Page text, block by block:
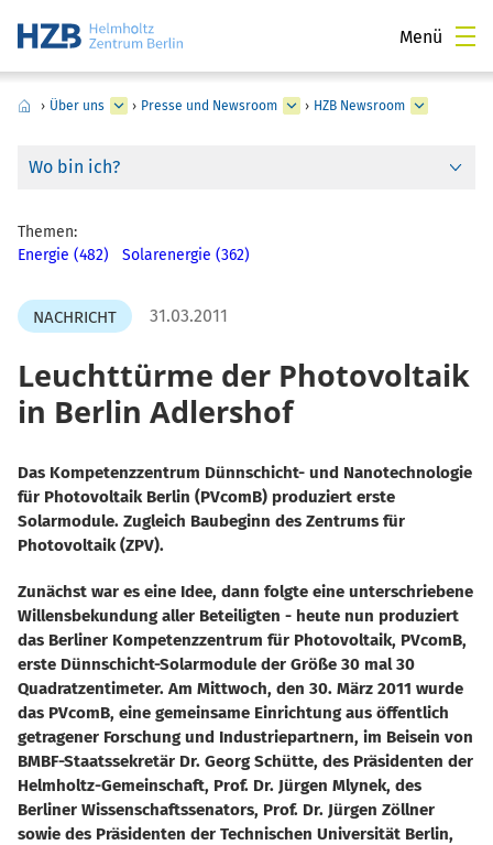
Menü
› Über uns › Presse und Newsroom › HZB Newsroom
Wo bin ich?
Themen:
Energie (482)
Solarenergie (362)
NACHRICHT 31.03.2011
Leuchttürme der Photovoltaik
in Berlin Adlershof
Das Kompetenzzentrum Dünnschicht- und Nanotechnologie
für Photovoltaik Berlin (PVcomB) produziert erste
Solarmodule. Zugleich Baubeginn des Zentrums für
Photovoltaik (ZPV).
Zunächst war es eine Idee, dann folgte eine unterschriebene
Willensbekundung aller Beteiligten - heute nun produziert
das Berliner Kompetenzzentrum für Photovoltaik, PVcomB,
erste Dünnschicht-Solarmodule der Größe 30 mal 30
Quadratzentimeter. Am Mittwoch, den 30. März 2011 wurde
das PVcomB, eine gemeinsame Einrichtung aus öffentlich
getragener Forschung und Industriepartnern, im Beisein von
BMBF-Staatssekretär Dr. Georg Schütte, des Präsidenten der
Helmholtz-Gemeinschaft, Prof. Dr. Jürgen Mlynek, des
Berliner Wissenschaftssenators, Prof. Dr. Jürgen Zöllner
sowie des Präsidenten der Technischen Universität Berlin,